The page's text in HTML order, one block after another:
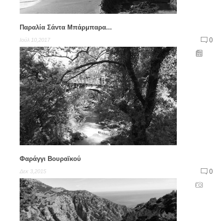
Παραλία Σάντα Μπάρμπαρα...
Ιούλ 10,2017 0
Φαράγγι Βουραϊκού
Δεκ 3,2015 0